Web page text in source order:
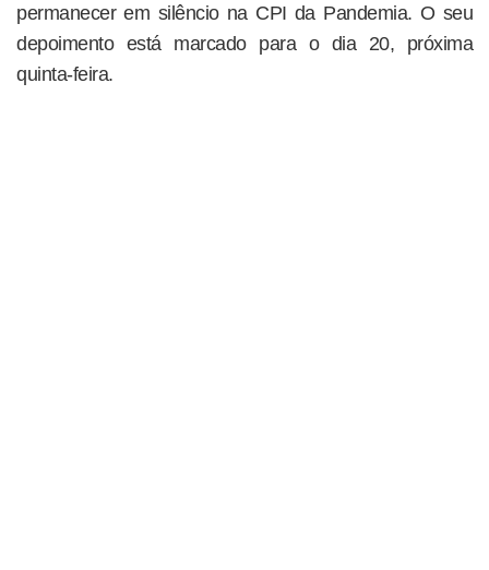
permanecer em silêncio na CPI da Pandemia. O seu
depoimento está marcado para o dia 20, próxima
quinta-feira.